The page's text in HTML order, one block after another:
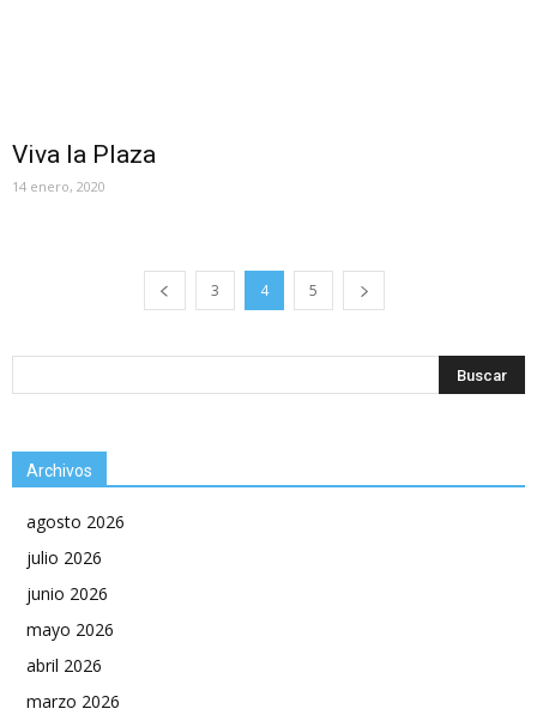
Viva la Plaza
14 enero, 2020
3 4 5
Archivos
agosto 2026
julio 2026
junio 2026
mayo 2026
abril 2026
marzo 2026